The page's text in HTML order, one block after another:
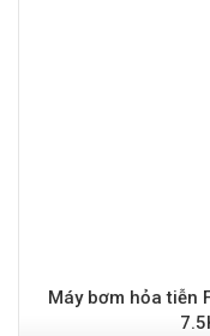
Máy bơm hỏa tiễn